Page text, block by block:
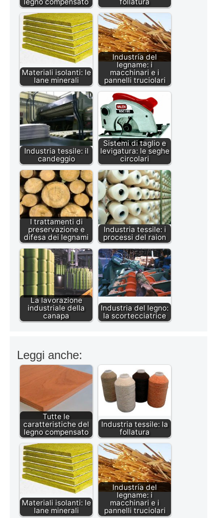
Materiali isolanti: le
lane minerali
Industria del
legname: i
macchinari e i
pannelli truciolari
Industria tessile: il
candeggio
Sistemi di taglio e
levigatura: le seghe
circolari
I trattamenti di
preservazione e
difesa dei legnami
Industria tessile: i
processi del raion
La lavorazione
industriale della
canapa
Industria del legno:
la scortecciatrice
Leggi anche:
Tutte le
caratteristiche del
legno compensato
Industria tessile: la
follatura
Materiali isolanti: le
lane minerali
Industria del
legname: i
macchinari e i
pannelli truciolari